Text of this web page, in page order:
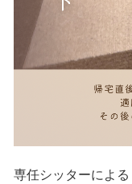
専任シッターによ